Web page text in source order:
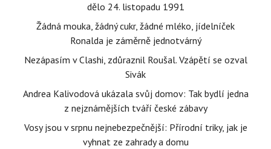
dělo 24. listopadu 1991
Žádná mouka, žádný cukr, žádné mléko, jídelníček
Ronalda je záměrně jednotvárný
Nezápasím v Clashi, zdůraznil Roušal. Vzápětí se ozval
Sivák
Andrea Kalivodová ukázala svůj domov: Tak bydlí jedna
z nejznámějších tváří české zábavy
Vosy jsou v srpnu nejnebezpečnější: Přírodní triky, jak je
vyhnat ze zahrady a domu